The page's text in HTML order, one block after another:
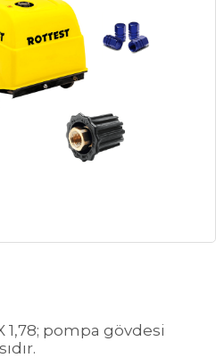
1,78; pompa gövdesi